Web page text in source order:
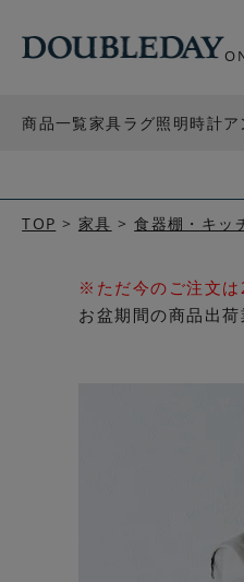
商品一覧家具ラグ照明時計
TOP 家具 食器棚・キッ
※ただ今のご注文は
お盆期間の商品出